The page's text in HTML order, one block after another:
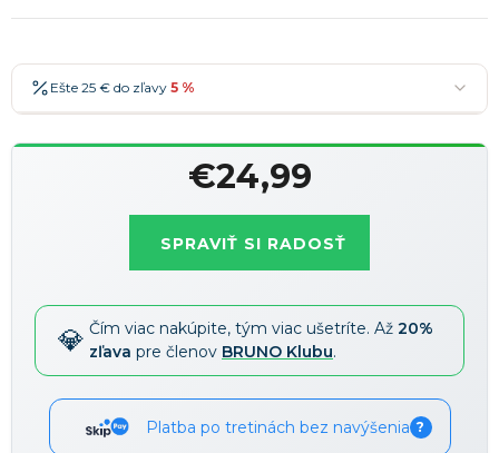
Ešte 25 € do zľavy 5 %
€24,99
SPRAVIŤ SI RADOSŤ
Čím viac nakúpite, tým viac ušetríte. Až 20%
zľava pre členov BRUNO Klubu.
Platba po tretinách bez navýšenia ?